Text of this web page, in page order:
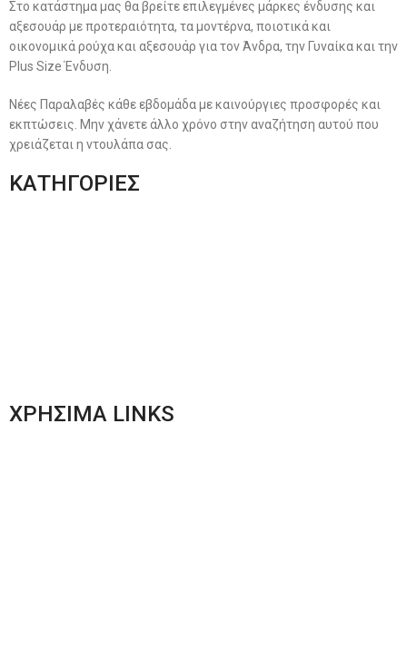
Στο κατάστημα μας θα βρείτε επιλεγμένες μάρκες ένδυσης και
αξεσουάρ με προτεραιότητα, τα μοντέρνα, ποιοτικά και
οικονομικά ρούχα και αξεσουάρ για τον Άνδρα, την Γυναίκα και την
Plus Size Ένδυση.
Νέες Παραλαβές κάθε εβδομάδα με καινούργιες προσφορές και
εκπτώσεις. Μην χάνετε άλλο χρόνο στην αναζήτηση αυτού που
χρειάζεται η ντουλάπα σας.
ΚΑΤΗΓΟΡΙΕΣ
ΧΡΗΣΙΜΑ LINKS